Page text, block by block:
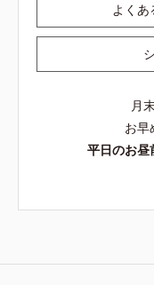
よくあ
月
お早
平日のお昼